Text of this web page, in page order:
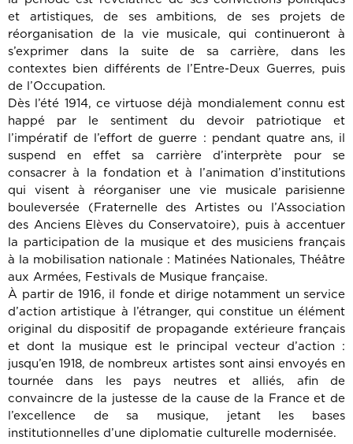
et artistiques, de ses ambitions, de ses projets de
réorganisation de la vie musicale, qui continueront à
s’exprimer dans la suite de sa carrière, dans les
contextes bien différents de l’Entre-Deux Guerres, puis
de l’Occupation.
Dès l’été 1914, ce virtuose déjà mondialement connu est
happé par le sentiment du devoir patriotique et
l’impératif de l’effort de guerre : pendant quatre ans, il
suspend en effet sa carrière d’interprète pour se
consacrer à la fondation et à l’animation d’institutions
qui visent à réorganiser une vie musicale parisienne
bouleversée (Fraternelle des Artistes ou l’Association
des Anciens Elèves du Conservatoire), puis à accentuer
la participation de la musique et des musiciens français
à la mobilisation nationale : Matinées Nationales, Théâtre
aux Armées, Festivals de Musique française.
À partir de 1916, il fonde et dirige notamment un service
d’action artistique à l’étranger, qui constitue un élément
original du dispositif de propagande extérieure français
et dont la musique est le principal vecteur d’action :
jusqu’en 1918, de nombreux artistes sont ainsi envoyés en
tournée dans les pays neutres et alliés, afin de
convaincre de la justesse de la cause de la France et de
l’excellence de sa musique, jetant les bases
institutionnelles d’une diplomatie culturelle modernisée.